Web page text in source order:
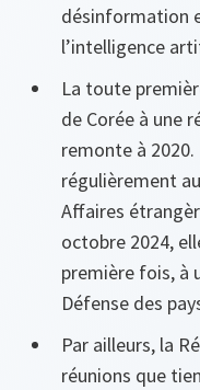
désinformation
l’intelligence
La toute
de Corée à une
remonte à 2020.
régulièrement
Affaires
octobre 2024,
première fois, à
Défense des
Par ailleurs, la
réunions que